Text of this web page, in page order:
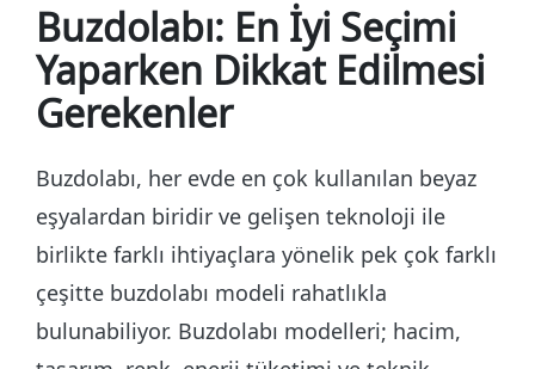
Buzdolabı: En İyi Seçimi
Yaparken Dikkat Edilmesi
Gerekenler
Buzdolabı, her evde en çok kullanılan beyaz
eşyalardan biridir ve gelişen teknoloji ile
birlikte farklı ihtiyaçlara yönelik pek çok farklı
çeşitte buzdolabı modeli rahatlıkla
bulunabiliyor. Buzdolabı modelleri; hacim,